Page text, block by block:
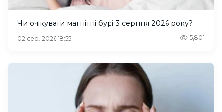
Чи очікувати магнітні бурі 3 серпня 2026 року?
02 сер. 2026 18:55 5,801